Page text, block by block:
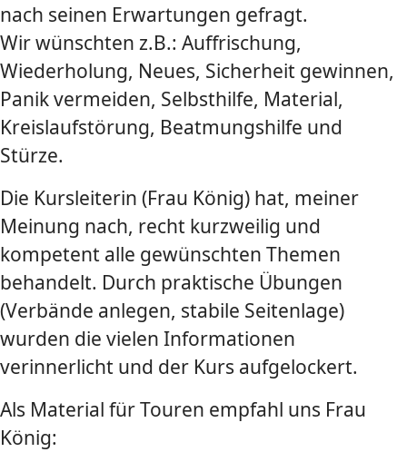
nach seinen Erwartungen gefragt.
Wir wünschten z.B.: Auffrischung,
Wiederholung, Neues, Sicherheit gewinnen,
Panik vermeiden, Selbsthilfe, Material,
Kreislaufstörung, Beatmungshilfe und
Stürze.
Die Kursleiterin (Frau König) hat, meiner
Meinung nach, recht kurzweilig und
kompetent alle gewünschten Themen
behandelt. Durch praktische Übungen
(Verbände anlegen, stabile Seitenlage)
wurden die vielen Informationen
verinnerlicht und der Kurs aufgelockert.
Als Material für Touren empfahl uns Frau
König: